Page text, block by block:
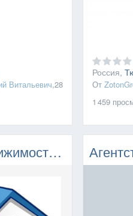
Витальевич,28
Россия,
От
1 459
Бюро Недвижимости Крыма